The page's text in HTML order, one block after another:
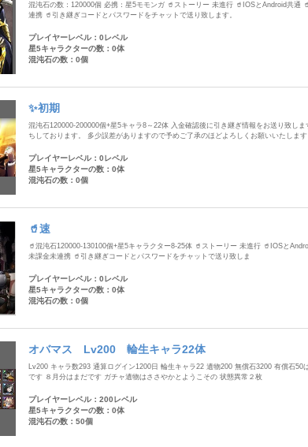
混沌石の数：120000個 必携：星5モモンガ 🥤ストーリー 未進行 🥤IOSとAndroid共通
連携 🥤引き継ぎコードとパスワードをチャットで送り致します。
プレイヤーレベル：0レベル
星5キャラクターの数：0体
混沌石の数：0個
✨初期
混沌石120000-200000個+星5キャラ8～22体 入金確認後に引き継ぎ情報をお送り致し
ちしております。 多少誤差がありますので予めご了承のほどよろしくお願いいたします
プレイヤーレベル：0レベル
星5キャラクターの数：0体
混沌石の数：0個
🥤速
🥤混沌石120000-130100個+星5キャラクター8-25体 🥤ストーリー 未進行 🥤IOSと
未課金未連携 🥤引き継ぎコードとパスワードをチャットで送り致しま
プレイヤーレベル：0レベル
星5キャラクターの数：0体
混沌石の数：0個
オバマス Lv200 輪生キャラ22体
Lv200 キャラ数293 通算ログイン1200日 輪生キャラ22 遺物200 無償石3200 有償石50
です ８月分はまだです ガチャ遺物はささやかとようこその 状態異常２枚
プレイヤーレベル：200レベル
星5キャラクターの数：0体
混沌石の数：50個